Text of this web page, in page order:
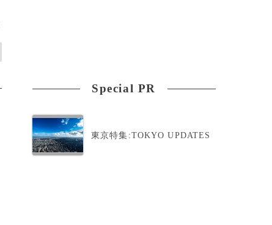
Special PR
東京特集:TOKYO UPDATES